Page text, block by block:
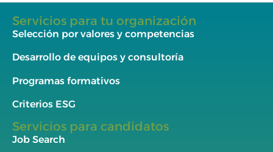
Servicios para tu organización
Selección por valores y competencias
Desarrollo de equipos y consultoría
Programas formativos
Criterios ESG
Servicios para candidatos
Job Search